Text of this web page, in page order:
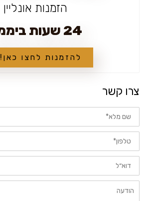
הזמנות אונליין
24 שעות ביממה
להזמנות לחצו כאן!
צרו קשר
שם
מלא
טלפון
דוא״ל
הודעה